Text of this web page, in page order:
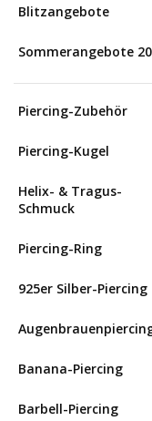
Blitzangebote
Sommerangebote
Piercing-Zubehör
Piercing-Kugel
Helix- & Tragus-
Schmuck
Piercing-Ring
925er Silber-Piercing
Banana-Piercing
Barbell-Piercing